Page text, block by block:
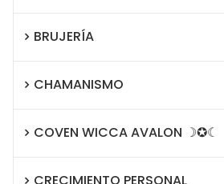
BRUJERÍA
CHAMANISMO
COVEN WICCA AVALON ☽✪☾